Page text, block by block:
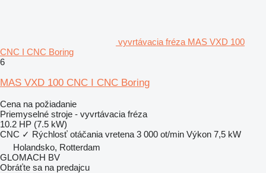
vyvrtávacia fréza MAS VXD 100
CNC I CNC Boring
6
MAS VXD 100 CNC I CNC Boring
Cena na požiadanie
Priemyselné stroje - vyvrtávacia fréza
10.2 HP (7.5 kW)
CNC ✓ Rýchlosť otáčania vretena 3 000 ot/min Výkon 7,5 kW
Holandsko, Rotterdam
GLOMACH BV
Obráťte sa na predajcu